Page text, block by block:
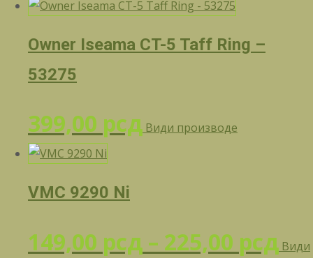
Owner Iseama CT-5 Taff Ring –
53275
399,00 рсд Види производе
VMC 9290 Ni
149,00 рсд – 225,00 рсд Види